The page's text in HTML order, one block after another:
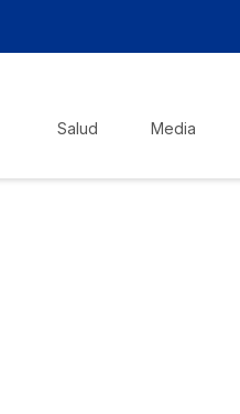
Salud Media